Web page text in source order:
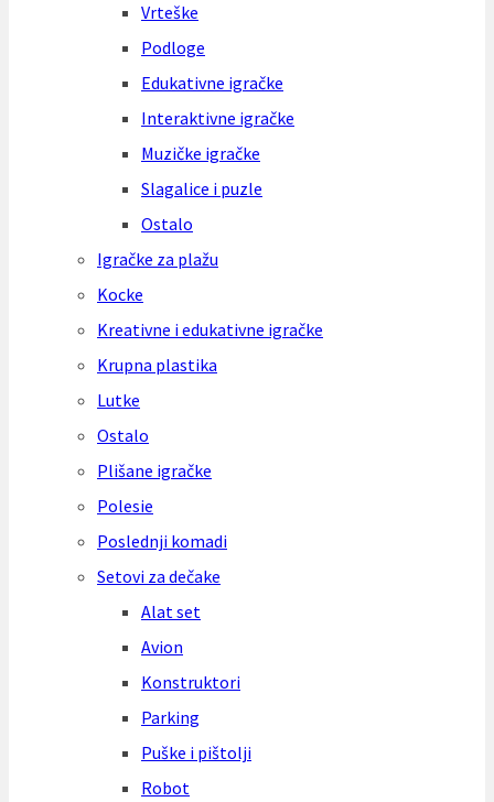
Vrteške
Podloge
Edukativne igračke
Interaktivne igračke
Muzičke igračke
Slagalice i puzle
Ostalo
Igračke za plažu
Kocke
Kreativne i edukativne igračke
Krupna plastika
Lutke
Ostalo
Plišane igračke
Polesie
Poslednji komadi
Setovi za dečake
Alat set
Avion
Konstruktori
Parking
Puške i pištolji
Robot